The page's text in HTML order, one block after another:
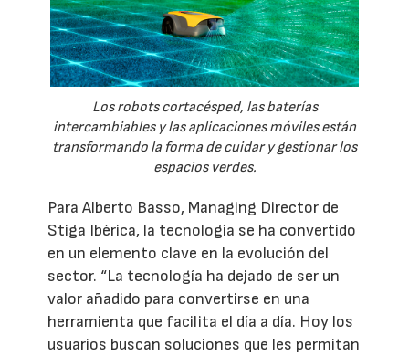
Los robots cortacésped, las baterías
intercambiables y las aplicaciones móviles están
transformando la forma de cuidar y gestionar los
espacios verdes.
Para Alberto Basso, Managing Director de
Stiga Ibérica, la tecnología se ha convertido
en un elemento clave en la evolución del
sector. “La tecnología ha dejado de ser un
valor añadido para convertirse en una
herramienta que facilita el día a día. Hoy los
usuarios buscan soluciones que les permitan